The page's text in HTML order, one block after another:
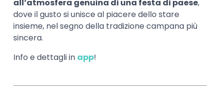
all’atmosfera genuina di una festa di paese,
dove il gusto si unisce al piacere dello stare
insieme, nel segno della tradizione campana più
sincera.
Info e dettagli in app!